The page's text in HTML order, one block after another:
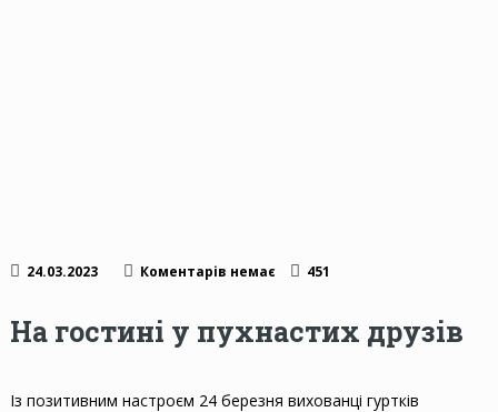
24.03.2023 Коментарів немає 451
На гостині у пухнастих друзів
Із позитивним настроєм 24 березня вихованці гуртків